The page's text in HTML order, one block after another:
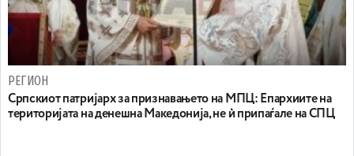
РЕГИОН
Српскиот патријарх за признавањето на МПЦ: Eпархиите нa
територијата на денешна Македонија, не ѝ припаѓале на СПЦ